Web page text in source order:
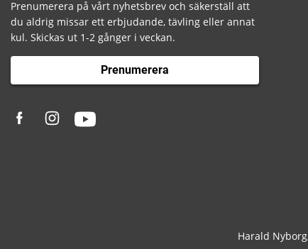
Prenumerera på vårt nyhetsbrev och säkerställ att
du aldrig missar ett erbjudande, tävling eller annat
kul. Skickas ut 1-2 gånger i veckan.
Prenumerera
Harald Nyborg